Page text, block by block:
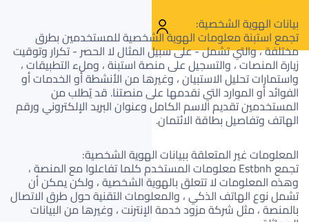
البحث عن
طريق
السيارة
البحث
بالمقاس
البحث
حسب
العلامة
التجارية
بيانات الهوية الشخصية:
تجمع استبنة معلومات الهوية الشخصية للمستخدمين بطرق
مختلفة ، والتي تشمل - على سبيل المثال لا الحصر - تكرار وتوقيت
زيارة المنصات ، والتسجيل على منصة استبنة ، وملء التطبيقات ،
واستمارات تحليل الاستبيان ، وغيرها من الأنشطة أو الخدمات أو
الفوائد أو الموارد التي نقدمها على منصتنا. قد يُطلب من
المستخدمين تقديم الاسم الكامل وعنوان البريد الإلكتروني ورقم
الهاتف وتفاصيل بطاقة الائتمان.
المعلومات غير المتعلقة ببيانات الهوية الشخصية:
تجمع Estbnh معلومات المستخدم كلما تفاعلوا مع المنصة ،
وهذه المعلومات لا تتعلق بالهوية الشخصية ، ولكن يمكن أن
تشمل نوع الهاتف الذكي ، والمعلومات التقنية حول طرق الاتصال
بالمنصة ، مثل شركة مزود خدمة الإنترنت ، وغيرها من البيانات